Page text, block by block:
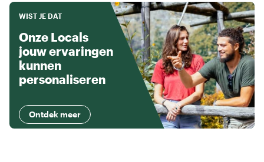
WIST JE DAT
Onze Locals
jouw ervaringen
kunnen
personaliseren
Ontdek meer